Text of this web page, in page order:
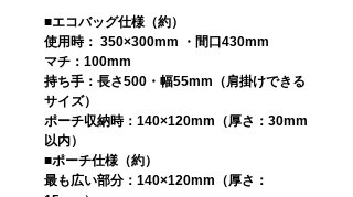
■エコバッグ仕様（約）
使用時： 350×300mm ・間口430mm
マチ：100mm
持ち手：長さ500・幅55mm（肩掛けできる
サイズ）
ポーチ収納時：140×120mm（厚さ：30mm
以内）
■ポーチ仕様（約）
最も広い部分：140×120mm（厚さ：